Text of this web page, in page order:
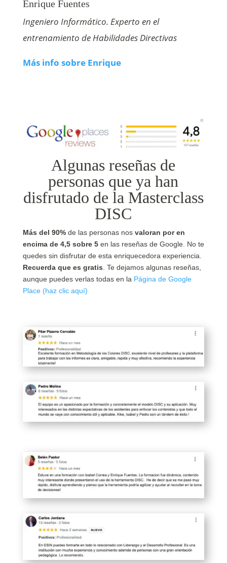
Enrique Fuentes
Ingeniero Informático. Experto en el
entrenamiento de Habilidades Directivas
Más info sobre Enrique
Algunas reseñas de
personas que ya han
disfrutado de la Masterclass
DISC
Más del 90%de las personas nos valoran por en
encima de 4,5 sobre 5en las reseñas de Google. No te
quedes sin disfrutar de esta enriquecedora experiencia.
Recuerda que es gratis . Te dejamos algunas reseñas,
aunque puedes verlas todas en la Página de Google
Place (haz clic aquí)